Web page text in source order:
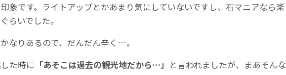
象です。ライトアップとかあまり気にしていないですし、石マニアなら楽
らいでした。
なりあるので、だんだん辛く…。
た時に 「あそこは過去の観光地だから…」 と言われましたが、まあそんな